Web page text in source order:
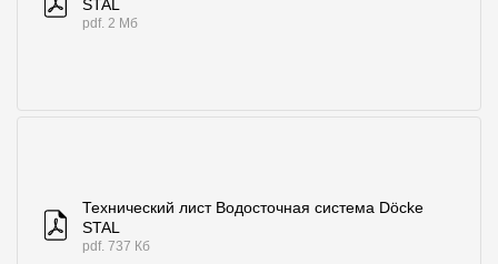
STAL
pdf. 2 Мб
Технический лист Водосточная система Döcke
STAL
pdf. 737 Кб